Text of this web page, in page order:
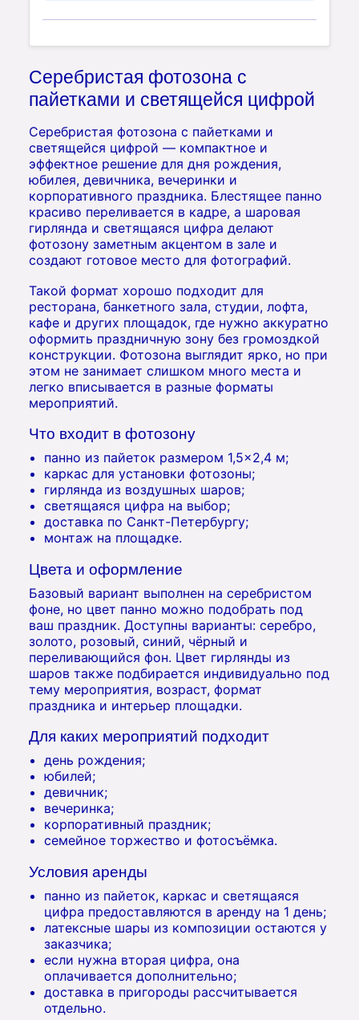
Серебристая фотозона с
пайетками и светящейся цифрой
Серебристая фотозона с пайетками и
светящейся цифрой — компактное и
эффектное решение для дня рождения,
юбилея, девичника, вечеринки и
корпоративного праздника. Блестящее панно
красиво переливается в кадре, а шаровая
гирлянда и светящаяся цифра делают
фотозону заметным акцентом в зале и
создают готовое место для фотографий.
Такой формат хорошо подходит для
ресторана, банкетного зала, студии, лофта,
кафе и других площадок, где нужно аккуратно
оформить праздничную зону без громоздкой
конструкции. Фотозона выглядит ярко, но при
этом не занимает слишком много места и
легко вписывается в разные форматы
мероприятий.
Что входит в фотозону
панно из пайеток размером 1,5×2,4 м;
каркас для установки фотозоны;
гирлянда из воздушных шаров;
светящаяся цифра на выбор;
доставка по Санкт-Петербургу;
монтаж на площадке.
Цвета и оформление
Базовый вариант выполнен на серебристом
фоне, но цвет панно можно подобрать под
ваш праздник. Доступны варианты: серебро,
золото, розовый, синий, чёрный и
переливающийся фон. Цвет гирлянды из
шаров также подбирается индивидуально под
тему мероприятия, возраст, формат
праздника и интерьер площадки.
Для каких мероприятий подходит
день рождения;
юбилей;
девичник;
вечеринка;
корпоративный праздник;
семейное торжество и фотосъёмка.
Условия аренды
панно из пайеток, каркас и светящаяся
цифра предоставляются в аренду на 1 день;
латексные шары из композиции остаются у
заказчика;
если нужна вторая цифра, она
оплачивается дополнительно;
доставка в пригороды рассчитывается
отдельно.